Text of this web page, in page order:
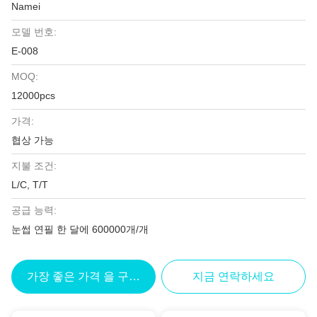
Namei
모델 번호:
E-008
MOQ:
12000pcs
가격:
협상 가능
지불 조건:
L/C, T/T
공급 능력:
눈썹 연필 한 달에 600000개/개
가장 좋은 가격 을 구하라 지금 연락하세요